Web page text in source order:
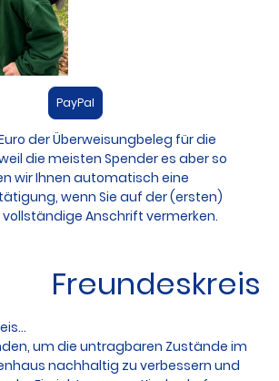
PayPal
der Überweisungbeleg für die
die meisten Spender es aber so
wir Ihnen automatisch eine
wenn Sie auf der (ersten)
vollständige Anschrift vermerken.
Freundeskreis
um die untragbaren Zustände im
nachhaltig zu verbessern und